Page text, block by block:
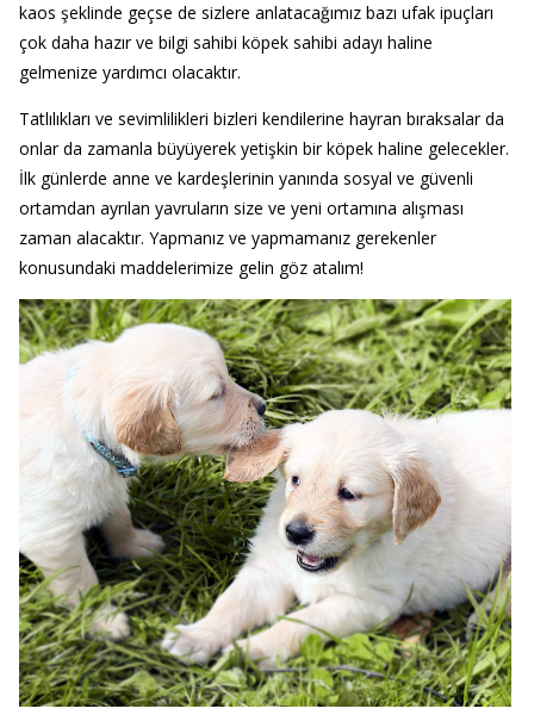
kaos şeklinde geçse de sizlere anlatacağımız bazı ufak ipuçları
çok daha hazır ve bilgi sahibi köpek sahibi adayı haline
gelmenize yardımcı olacaktır.
Tatlılıkları ve sevimlilikleri bizleri kendilerine hayran bıraksalar da
onlar da zamanla büyüyerek yetişkin bir köpek haline gelecekler.
İlk günlerde anne ve kardeşlerinin yanında sosyal ve güvenli
ortamdan ayrılan yavruların size ve yeni ortamına alışması
zaman alacaktır. Yapmanız ve yapmamanız gerekenler
konusundaki maddelerimize gelin göz atalım!